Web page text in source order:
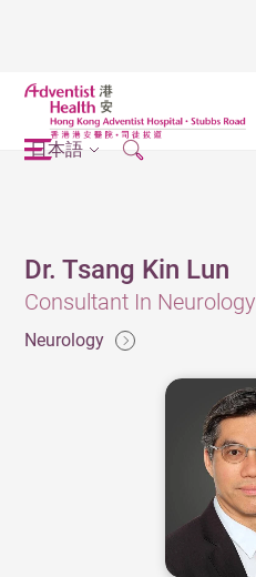
日本語
Dr. Tsang Kin Lun
Consultant In Neurology
Neurology